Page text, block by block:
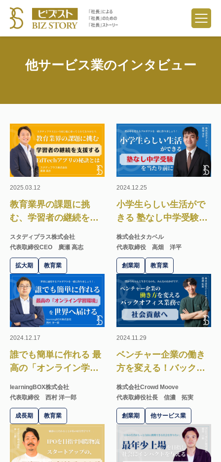
他サービス業のインタビュー
2025.03.12
教育業界の課題に挑
む、学習者の継続を支
援するEdTechアプリの
秘訣とは
スタディプラス株式会社
代表取締役CEO 廣瀬 高志
拡大期 教育業
2024.12.25
小学生らしい生活がで
きる 塾なし中学受験を
当たり前に
株式会社タカベル
代表取締役 高畑 洋平
創業期 教育業
2024.12.17
誰でも簡単に作れる 最
高の「オンライン学習
環境」を世界へ届ける
learningBOX株式会社
代表取締役 西村 洋一郎
成長期 教育業
2024.11.29
ベンチャー企業の働き
方を変える！バックオ
フィス業務で社会貢献
株式会社Crowd Moove
代表取締役社長 信濃 拓実
創業期 他サービス業